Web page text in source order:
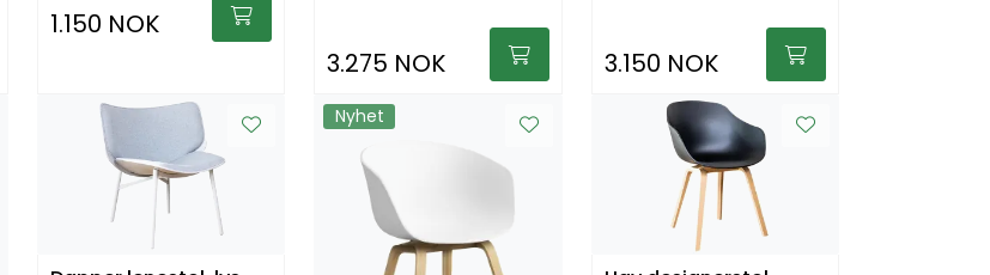
1.150 NOK
3.275 NOK 3.150 NOK
Nyhet